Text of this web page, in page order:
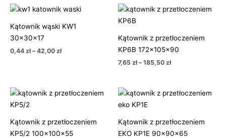
Kątownik wąski KW1
30x30x17
0,44 zł – 42,00 zł
Zakres
cen:
od
0,44 zł
42,00 zł
Kątownik z przetłoczeniem
KP6B 172x105x90
7,65 zł – 185,50 zł
Zakres
cen:
do
185,50 zł
Kątownik z przetłoczeniem
KP5/2 100x100x55
Zakres
do
135,00 zł
Kątownik z przetłoczeniem
EKO KP1E 90x90x65
Zakres
do
94,00 zł